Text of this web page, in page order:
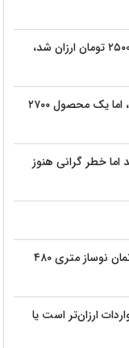
قیمت تیرآهن امروز ۱۸ مرداد ۱۴۰۵؛ آریان فولاد ۲۵۰۰ تومان ارزان شد،
قیمت میلگرد امروز ۱۸ مرداد ۱۴۰۵؛ بازار آرام ماند، اما یک محصول ۲۷۰۰
بازار ثابت ماند اما خطر گرانی هنوز
قیمت مسکن در پونک امروز ۱۸ مرداد ۱۴۰۵؛ آپارتمان نوساز متری ۴۸۰
ارزان‌تر است یا